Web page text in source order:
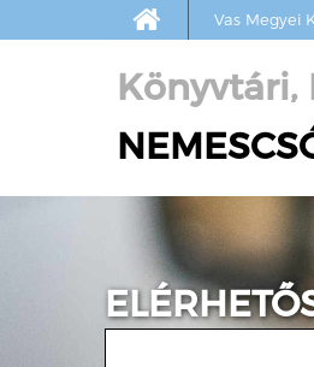
Vas Megyei
Könyvtári,